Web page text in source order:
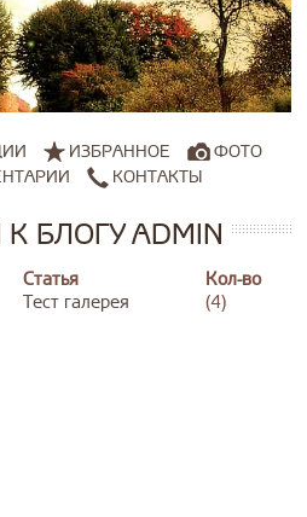
ИЗБРАННОЕ
ФОТО
КОНТАКТЫ
БЛОГУ ADMIN
Статья Кол-во
Тест галерея (4)